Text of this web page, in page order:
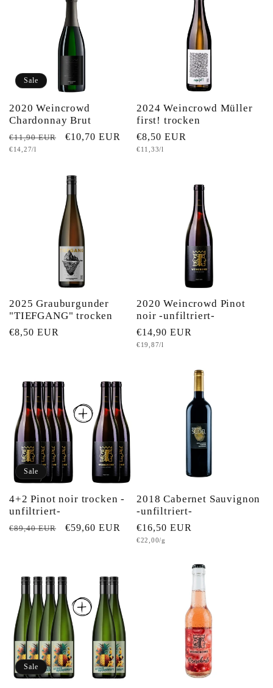
Sale
2020 Weincrowd
Chardonnay Brut
Normaler
Preis
€11,90 EUR Verkaufspreis
€10,70 EUR
Grundpreis
€14,27/l
2024 Weincrowd Müller
first! trocken
Normaler
Preis
€8,50 EUR
Grundpreis
€11,33/l
2025 Grauburgunder
"TIEFGANG" trocken
Normaler
€8,50 EUR
2020 Weincrowd Pinot
noir -unfiltriert-
Normaler
Preis
€14,90 EUR
Grundpreis
€19,87/l
Sale
4+2 Pinot noir trocken -
unfiltriert-
Normaler
€89,40 EUR Verkaufspreis
€59,60 EUR
2018 Cabernet Sauvignon
-unfiltriert-
Normaler
Preis
€16,50 EUR
Grundpreis
€22,00/g
Sale